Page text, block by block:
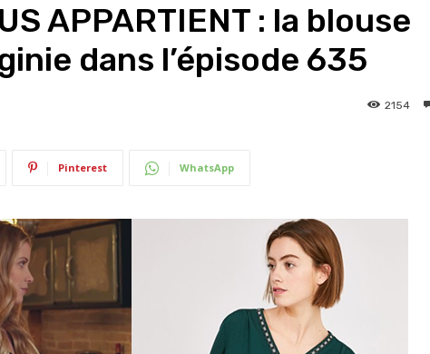
APPARTIENT : la blouse
dans l’épisode 635
2154
Pinterest WhatsApp